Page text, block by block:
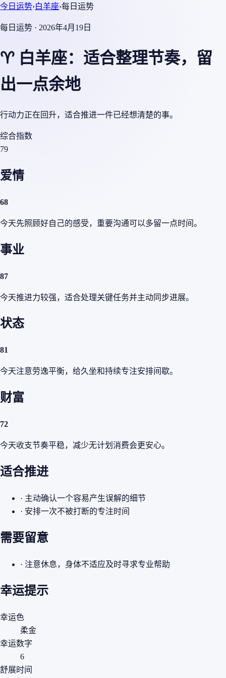
今日运势›白羊座›每日运势
每日运势 · 2026年4月19日
♈ 白羊座：适合整理节奏，留
出一点余地
行动力正在回升，适合推进一件已经想清楚的事。
综合指数
79
爱情
68
今天先照顾好自己的感受，重要沟通可以多留一点时间。
事业
87
今天推进力较强，适合处理关键任务并主动同步进展。
状态
81
今天注意劳逸平衡，给久坐和持续专注安排间歇。
财富
72
今天收支节奏平稳，减少无计划消费会更安心。
适合推进
· 主动确认一个容易产生误解的细节
· 安排一次不被打断的专注时间
需要留意
· 注意休息，身体不适应及时寻求专业帮助
幸运提示
幸运色
柔金
幸运数字
6
舒展时间